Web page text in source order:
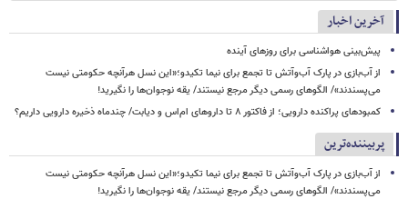
آخرین اخبار
پیش‌بینی هواشناسی برای روزهای آینده
از آب‌بازی در پارک آب‌وآتش تا تجمع برای نیما تکیدو؛«این نسل هرآنچه حکومتی نیست
می‌پسندند»/ الگوهای رسمی دیگر مرجع نیستند/ یقه نوجوان‌ها را نگیرید!
کمبودهای پراکنده دارویی؛ از فاکتور ۸ تا داروهای ام‌اس و دیابت/ چندماه ذخیره دارویی داریم؟
پربیننده‌ترین
از آب‌بازی در پارک آب‌وآتش تا تجمع برای نیما تکیدو؛«این نسل هرآنچه حکومتی نیست
می‌پسندند»/ الگوهای رسمی دیگر مرجع نیستند/ یقه نوجوان‌ها را نگیرید!